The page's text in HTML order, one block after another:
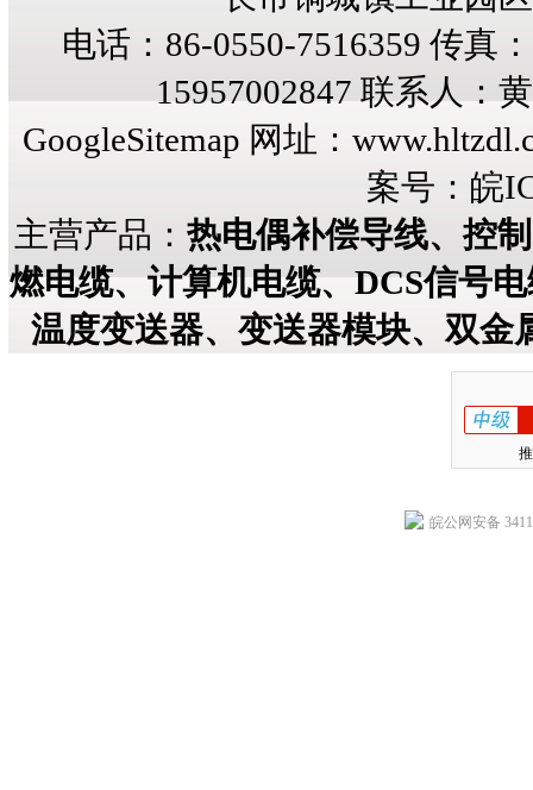
电话：86-0550-7516359 传真
15957002847 联系人：
GoogleSitemap 网址：
案号： 皖
主营产品： 热电偶补偿导线、控
燃电缆、计算机电缆、DCS信号
温度变送器、变送器模块、双金
皖公网安备